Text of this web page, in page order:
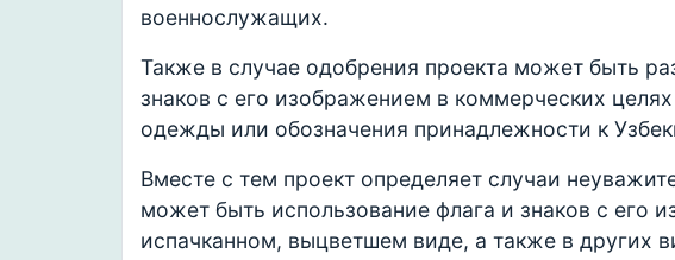
военнослужащих.
Также в случае одобрения проекта может быть
знаков с его изображением в коммерческих
одежды или обозначения принадлежности к
Вместе с тем проект определяет случаи
может быть использование флага и знаков с его
испачканном, выцветшем виде, а также в других